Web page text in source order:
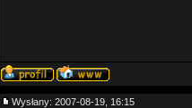
Wysłany: 2007-08-19, 16:15